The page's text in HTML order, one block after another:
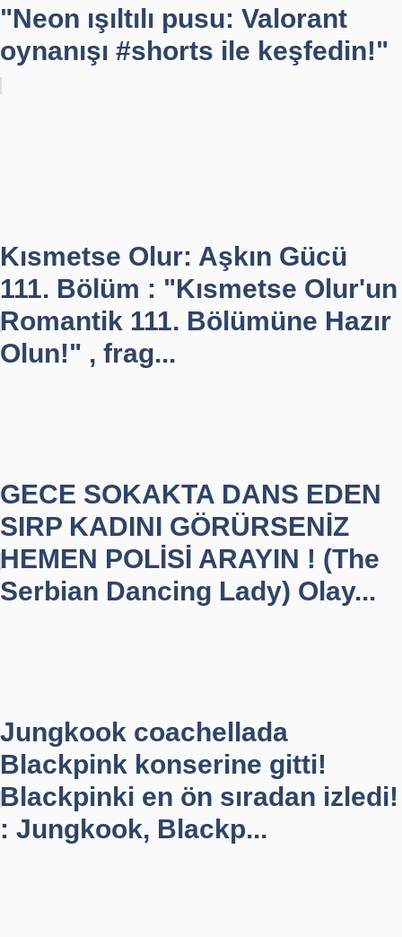
"Neon ışıltılı pusu: Valorant
oynanışı #shorts ile keşfedin!"
Kısmetse Olur: Aşkın Gücü
111. Bölüm : "Kısmetse Olur'un
Romantik 111. Bölümüne Hazır
Olun!" , frag...
GECE SOKAKTA DANS EDEN
SIRP KADINI GÖRÜRSENİZ
HEMEN POLİSİ ARAYIN ! (The
Serbian Dancing Lady) Olay...
Jungkook coachellada
Blackpink konserine gitti!
Blackpinki en ön sıradan izledi!
: Jungkook, Blackp...